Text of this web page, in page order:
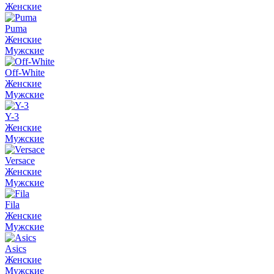
Женские
Puma
Женские
Мужские
Off-White
Женские
Мужские
Y-3
Женские
Мужские
Versace
Женские
Мужские
Fila
Женские
Мужские
Asics
Женские
Мужские